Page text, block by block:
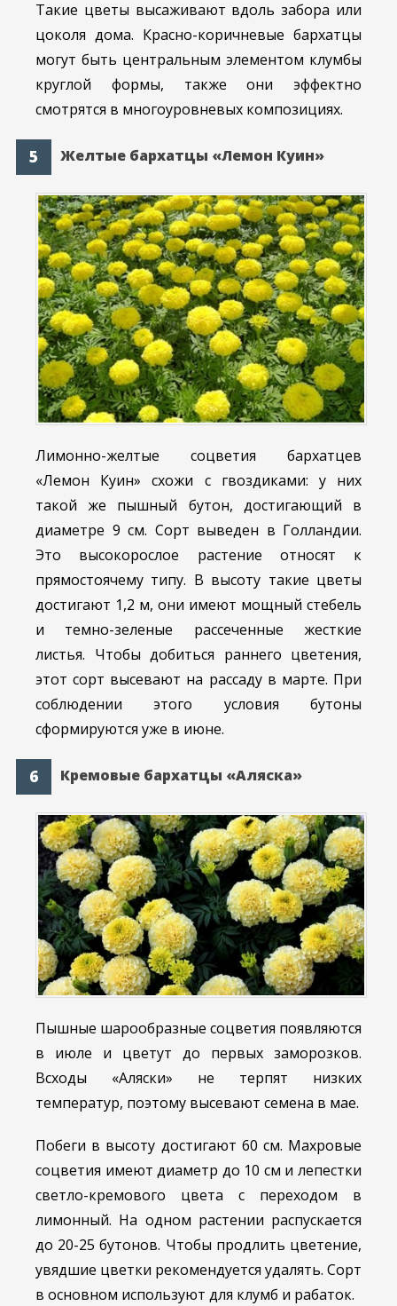
Такие цветы высаживают вдоль забора или
цоколя дома. Красно-коричневые бархатцы
могут быть центральным элементом клумбы
круглой формы, также они эффектно
смотрятся в многоуровневых композициях.
Желтые бархатцы «Лемон Куин»
Лимонно-желтые соцветия бархатцев
«Лемон Куин» схожи с гвоздиками: у них
такой же пышный бутон, достигающий в
диаметре 9 см. Сорт выведен в Голландии.
Это высокорослое растение относят к
прямостоячему типу. В высоту такие цветы
достигают 1,2 м, они имеют мощный стебель
и темно-зеленые рассеченные жесткие
листья. Чтобы добиться раннего цветения,
этот сорт высевают на рассаду в марте. При
соблюдении этого условия бутоны
сформируются уже в июне.
Кремовые бархатцы «Аляска»
Пышные шарообразные соцветия появляются
в июле и цветут до первых заморозков.
Всходы «Аляски» не терпят низких
температур, поэтому высевают семена в мае.
Побеги в высоту достигают 60 см. Махровые
соцветия имеют диаметр до 10 см и лепестки
светло-кремового цвета с переходом в
лимонный. На одном растении распускается
до 20-25 бутонов. Чтобы продлить цветение,
увядшие цветки рекомендуется удалять. Сорт
в основном используют для клумб и рабаток.